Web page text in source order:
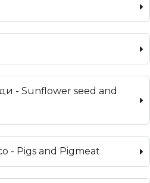
- Sunflower seed and
- Pigs and Pigmeat